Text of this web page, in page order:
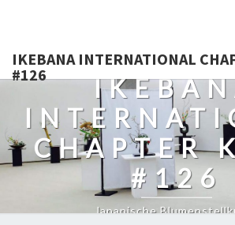
IKEBANA INTERNATIONAL
#126
CHAPTER
#126
Japanische